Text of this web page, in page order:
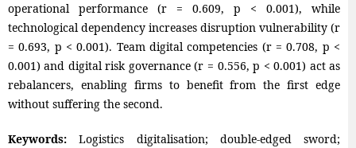
operational performance (r = 0.609, p < 0.001), while
technological dependency increases disruption vulnerability (r
= 0.693, p < 0.001). Team digital competencies (r = 0.708, p <
0.001) and digital risk governance (r = 0.556, p < 0.001) act as
rebalancers, enabling firms to benefit from the first edge
without suffering the second.
Keywords:Logistics digitalisation; double-edged sword;